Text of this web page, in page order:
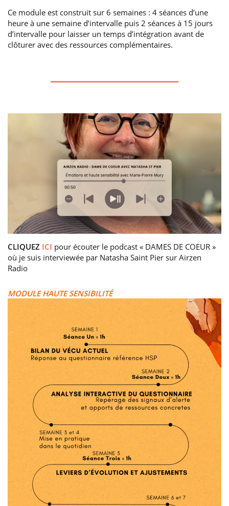
Ce module est construit sur 6 semaines : 4 séances d’une
heure à une semaine d’intervalle puis 2 séances à 15 jours
d’intervalle pour laisser un temps d’intégration avant de
clôturer avec des ressources complémentaires.
CLIQUEZ ICI pour écouter le podcast « DAMES DE COEUR »
où je suis interviewée par Natasha Saint Pier sur Airzen
Radio
MODULE HAUTE SENSIBILITÉ